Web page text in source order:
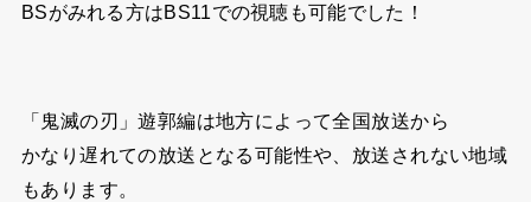
BSがみれる方はBS11での視聴も可能でした！
「鬼滅の刃」遊郭編は地方によって全国放送から
かなり遅れての放送となる可能性や、放送されない地域
もあります。